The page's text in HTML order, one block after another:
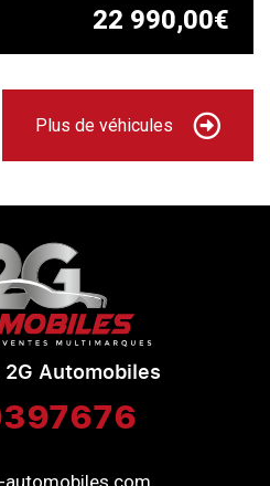
22 990,00€
Plus de véhicules
Automobiles